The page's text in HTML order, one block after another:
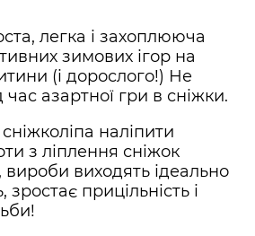
легка і захоплююча
зимових ігор на
(і дорослого!) Не
азартної гри в сніжки.
наліпити
з ліплення сніжок
вироби виходять ідеально
зростає прицільність і